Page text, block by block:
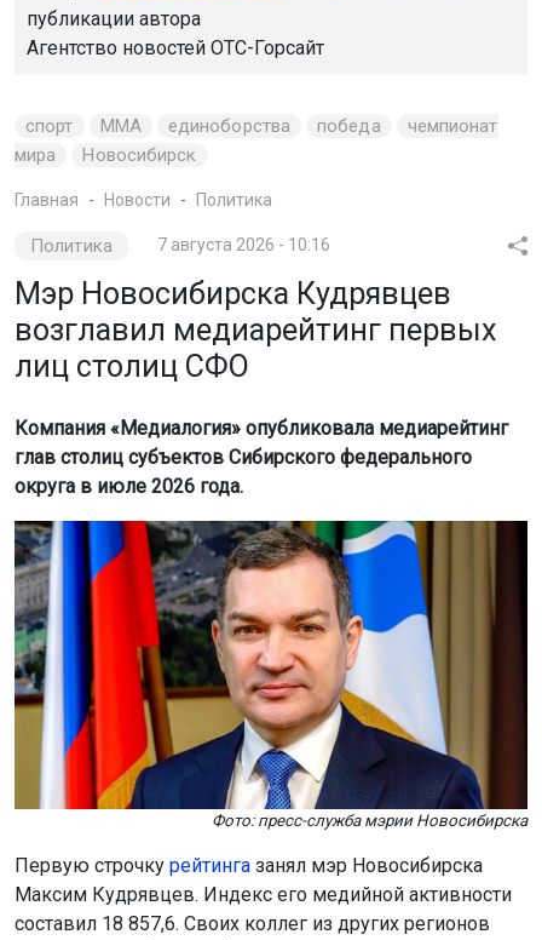
публикации автора
Агентство новостей ОТС-Горсайт
спорт ММА единоборства победа
чемпионат
мира
Новосибирск
Главная Новости Политика
Политика 7 августа 2026 - 10:16
Мэр Новосибирска Кудрявцев
возглавил медиарейтинг первых
лиц столиц СФО
Компания «Медиалогия» опубликовала медиарейтинг
глав столиц субъектов Сибирского федерального
округа в июле 2026 года.
Фото: пресс-служба мэрии Новосибирска
Первую строчку рейтинга занял мэр Новосибирска
Максим Кудрявцев. Индекс его медийной активности
составил 18 857,6. Своих коллег из других регионов